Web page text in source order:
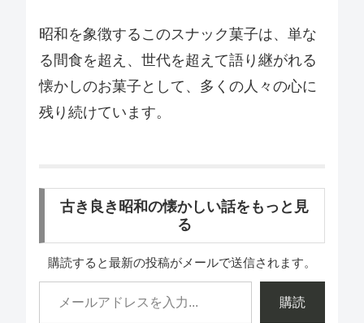
昭和を象徴するこのスナック菓子は、単な
る間食を超え、世代を超えて語り継がれる
懐かしのお菓子として、多くの人々の心に
残り続けています。
古き良き昭和の懐かしい話をもっと見
る
購読すると最新の投稿がメールで送信されます。
購読